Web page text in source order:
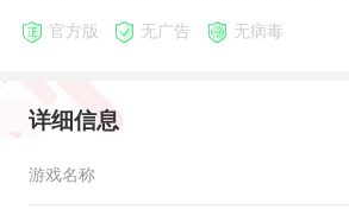
官方版 无广告 无病毒
详细信息
游戏名称